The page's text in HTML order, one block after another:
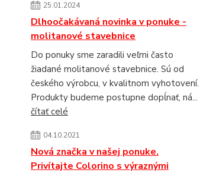
25.01.2024
Dlhoočakávaná novinka v ponuke -
molitanové stavebnice
Do ponuky sme zaradili veľmi často
žiadané molitanové stavebnice. Sú od
českého výrobcu, v kvalitnom vyhotovení.
Produkty budeme postupne dopĺnať, ná...
čítať celé
04.10.2021
Nová značka v našej ponuke.
Privítajte Colorino s výraznými